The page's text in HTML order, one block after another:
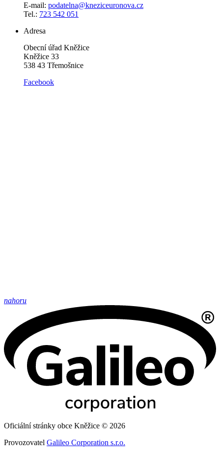
E-mail: podatelna@kneziceuronova.cz
Tel.: 723 542 051
Adresa
Obecní úřad Kněžice
Kněžice 33
538 43 Třemošnice
Facebook
nahoru
Oficiální stránky obce Kněžice © 2026
Provozovatel Galileo Corporation s.r.o.